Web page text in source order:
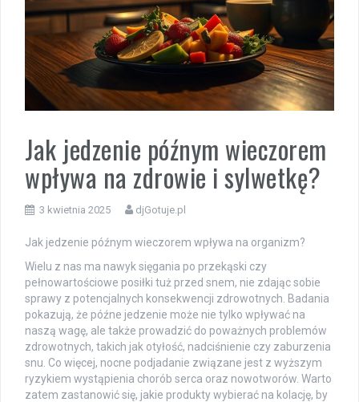
Jak jedzenie późnym wieczorem
wpływa na zdrowie i sylwetkę?
3 kwietnia 2025 djGotuje.pl
Jak jedzenie późnym wieczorem wpływa na organizm?
Wielu z nas ma nawyk sięgania po przekąski czy
pełnowartościowe posiłki tuż przed snem, nie zdając sobie
sprawy z potencjalnych konsekwencji zdrowotnych. Badania
pokazują, że późne jedzenie może nie tylko wpływać na
naszą wagę, ale także prowadzić do poważnych problemów
zdrowotnych, takich jak otyłość, nadciśnienie czy zaburzenia
snu. Co więcej, nocne podjadanie związane jest z wyższym
ryzykiem wystąpienia chorób serca oraz nowotworów. Warto
zatem zastanowić się, jakie produkty wybierać na kolację, by